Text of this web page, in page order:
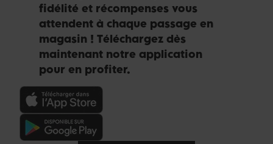
fidélité et récompenses vous
attendent à chaque passage en
magasin ! Téléchargez dès
maintenant notre application
pour en profiter.